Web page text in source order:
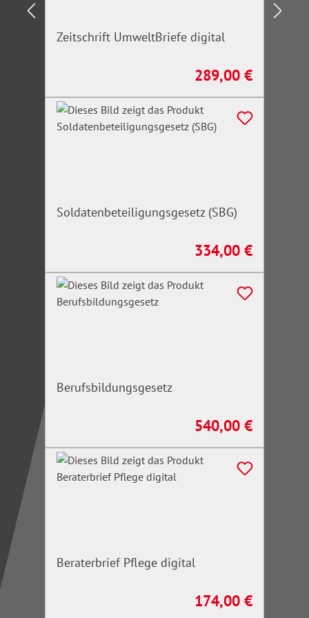
Zeitschrift UmweltBriefe digital
Regulärer Preis:
289,00 €
Soldatenbeteiligungsgesetz (SBG)
Regulärer Preis:
334,00 €
Berufsbildungsgesetz
Regulärer Preis:
540,00 €
Beraterbrief Pflege digital
Regulärer Preis:
174,00 €